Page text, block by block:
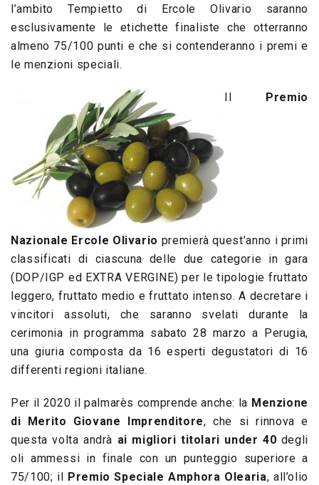
l’ambito Tempietto di Ercole Olivario saranno
esclusivamente le etichette finaliste che otterranno
almeno 75/100 punti e che si contenderanno i premi e
le menzioni speciali.
Premio
Nazionale Ercole Olivario premierà quest’anno i primi
classificati di ciascuna delle due categorie in gara
(DOP/IGP ed EXTRA VERGINE) per le tipologie fruttato
leggero, fruttato medio e fruttato intenso. A decretare i
vincitori assoluti, che saranno svelati durante la
cerimonia in programma sabato 28 marzo a Perugia,
una giuria composta da 16 esperti degustatori di 16
differenti regioni italiane.
Per il 2020 il palmarès comprende anche: la Menzione
di Merito Giovane Imprenditore, che si rinnova e
questa volta andrà ai migliori titolari under 40 degli
oli ammessi in finale con un punteggio superiore a
75/100; il
Premio Speciale Amphora Olearia, all’olio